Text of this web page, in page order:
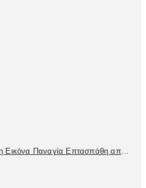
Χειροποίητη Εικόνα Παναγία Επτασπάθη από Υγρό Γυαλί